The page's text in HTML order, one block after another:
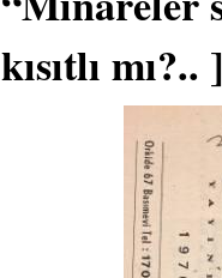
kısıtlı mı?..